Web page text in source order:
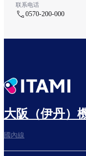
联系电话
0570-200-000
大阪（伊丹）
國內線